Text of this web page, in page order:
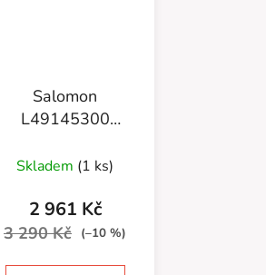
Salomon
L49145300
Vanila/Tapioca/Shadow
Skladem (1 ks)
2 961 Kč
3 290 Kč (–10 %)